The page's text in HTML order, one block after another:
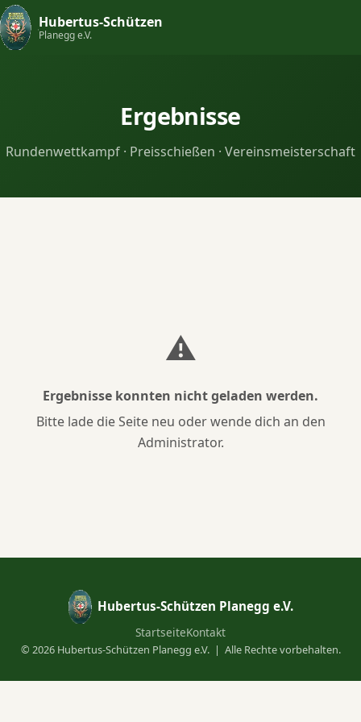
Hubertus-Schützen
Planegg e.V.
Ergebnisse
Rundenwettkampf · Preisschießen · Vereinsmeisterschaft
⚠️
Ergebnisse konnten nicht geladen werden.
Bitte lade die Seite neu oder wende dich an den
Administrator.
Hubertus-Schützen Planegg e.V.
StartseiteKontakt
© 2026Hubertus-Schützen Planegg e.V. | Alle Rechte vorbehalten.